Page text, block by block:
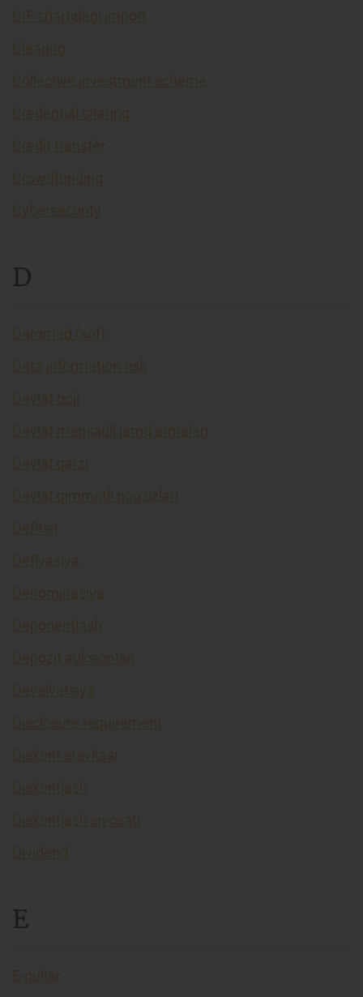
CIF shartidagi import
Clearing
Collective investment scheme
Credential sharing
Credit transfer
Crowdfunding
Cybersecurity
D
Daromad (sof)
Data information risk
Davlat boji
Davlat maqsadli jamg’armalari
Davlat qarzi
Davlat qimmatli qog’ozlari
Defitsit
Deflyasiya
Denominasiya
Deponentlash
Depozit auksionlari
Devalvatsiya
Disclosure requirement
Diskont stavkasi
Diskontlash
Diskontlash siyosati
Dividend
E
E-pullar